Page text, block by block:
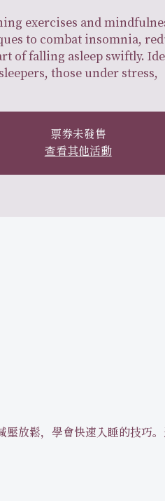
exercises and
to combat insomnia,
of falling asleep swiftly.
sleepers, those under stress,
票券未發售
查看其他活動
放鬆，學會快速入睡的技巧。